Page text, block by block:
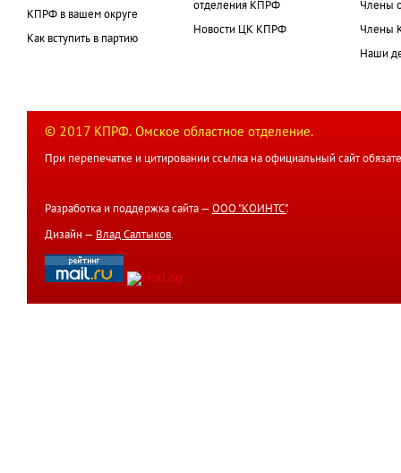
КПРФ в вашем округе
Как вступить в партию
отделения КПРФ
Новости ЦК КПРФ
Члены
Члены
Наши
© 2017 КПРФ. Омское областное отделение.
При перепечатке и цитировании ссылка на официальный сайт
Разработка и поддержка сайта — ООО "КОИНТС".
Дизайн — Влад Салтыков.